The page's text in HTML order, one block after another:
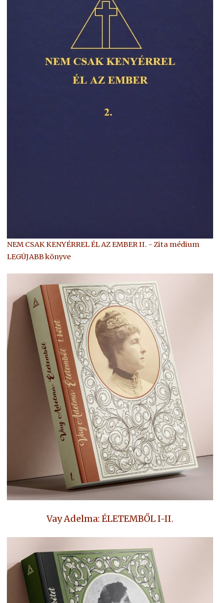
NEM CSAK KENYÉRREL ÉL AZ EMBER II. - Zita médium
LEGÚJABB könyve
Vay Adelma: ÉLETEMBŐL I-II.